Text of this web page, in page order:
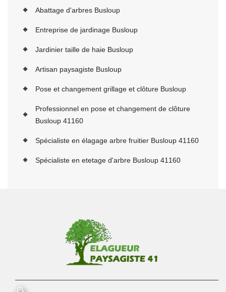
Abattage d'arbres Busloup
Entreprise de jardinage Busloup
Jardinier taille de haie Busloup
Artisan paysagiste Busloup
Pose et changement grillage et clôture Busloup
Professionnel en pose et changement de clôture
Busloup 41160
Spécialiste en élagage arbre fruitier Busloup 41160
Spécialiste en etetage d'arbre Busloup 41160